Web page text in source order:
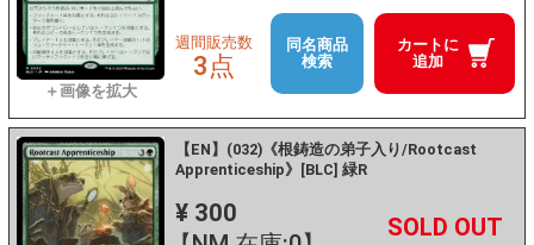
カートに
追加
週間販売数
3点
同名商品
検索
【EN】(032)《根鋳造の弟子入り/Rootcast
Apprenticeship》[BLC] 緑R
¥ 300
－ +